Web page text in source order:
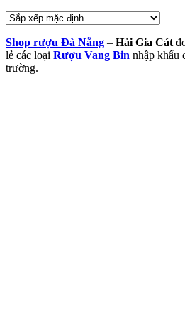
Shop rượu Đà Nẵng – Hải Gia Cát
lẻ các loại Rượu Vang Bin nhập khẩu
trường.